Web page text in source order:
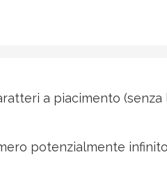
a piacimento
potenzialmente